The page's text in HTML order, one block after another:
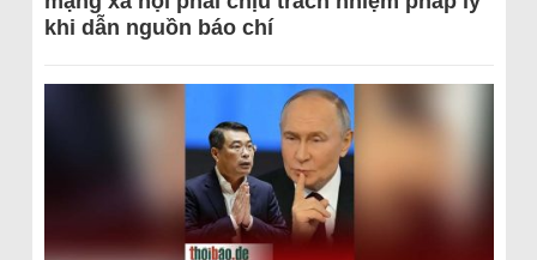
khi dẫn nguồn báo chí